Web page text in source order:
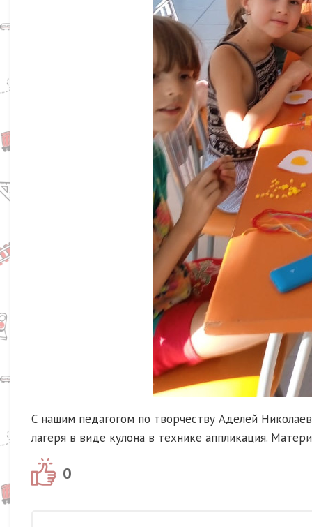
С нашим педагогом по творчеству Аделей
лагеря в виде кулона в технике аппликация.
0